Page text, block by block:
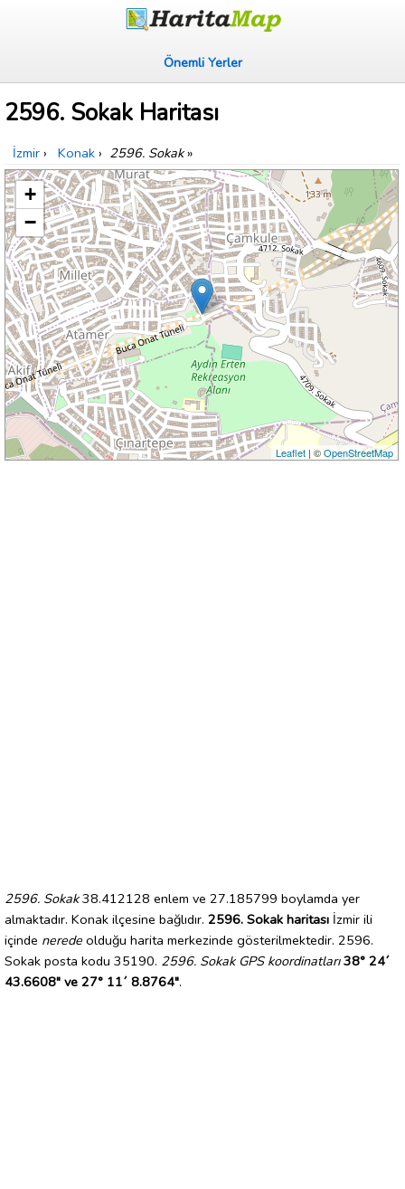
Önemli Yerler
2596. Sokak Haritası
İzmir › Konak › 2596. Sokak»
+
−
Leaflet| ©OpenStreetMap
2596. Sokak38.412128 enlem ve 27.185799 boylamda yer
almaktadır. Konak ilçesine bağlıdır. 2596. Sokak haritası İzmir ili
içinde nerede olduğu harita merkezinde gösterilmektedir. 2596.
Sokak posta kodu 35190. 2596. Sokak GPS koordinatları 38° 24´
43.6608" ve 27° 11´ 8.8764".